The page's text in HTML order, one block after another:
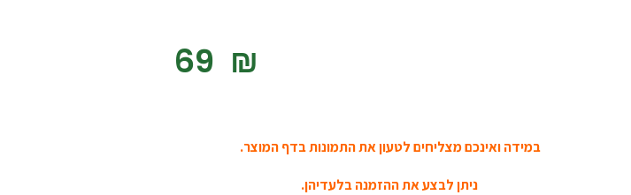
‎69 ₪
במידה ואינכם מצליחים לטעון את התמונות בדף המוצר.
ניתן לבצע את ההזמנה בלעדיהן.